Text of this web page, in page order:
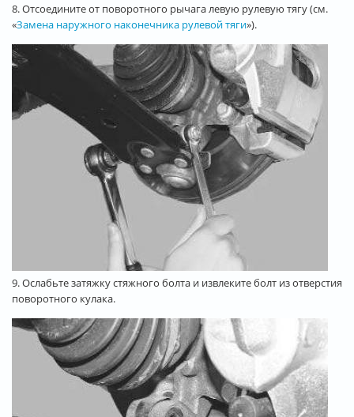
8. Отсоедините от поворотного рычага левую рулевую тягу (см.
«Замена наружного наконечника рулевой тяги»).
9. Ослабьте затяжку стяжного болта и извлеките болт из отверстия
поворотного кулака.